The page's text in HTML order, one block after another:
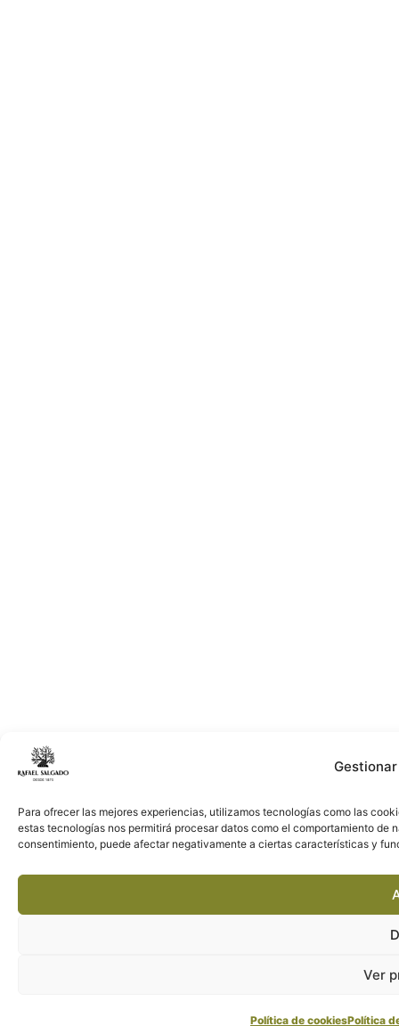
Para ofrecer las mejores experiencias, utilizamos tecnologías como las
estas tecnologías nos permitirá procesar datos como el comportamiento
consentimiento, puede afectar negativamente a ciertas características y
Ver
Política de cookiesPolítica